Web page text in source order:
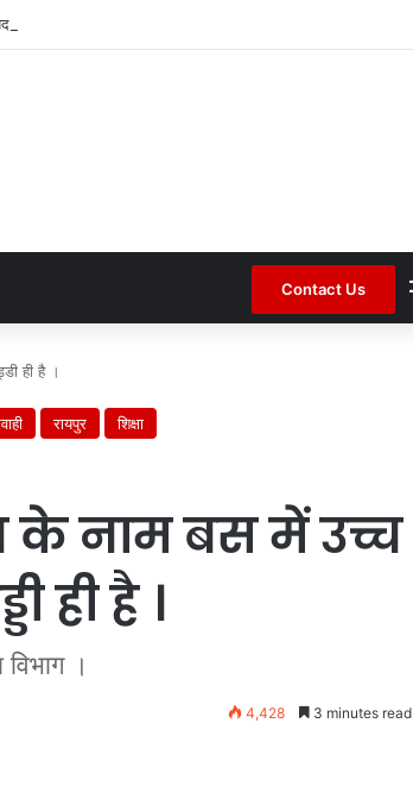
के चर्चित सचिव पंचायत से हटाए गए ।
Contact Us
ही है ।
रायपुर शिक्षा
के नाम बस में उच्च
ही है ।
।
4,428 3 minutes read